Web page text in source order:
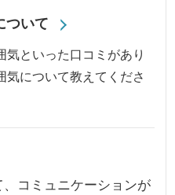
ついて
気といった口コミがあり
気について教えてくださ
コミュニケーションが